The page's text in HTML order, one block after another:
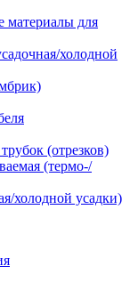
материалы для
холодной
(отрезков)
(термо-/
холодной усадки)